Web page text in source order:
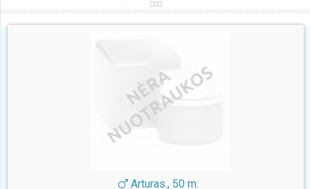
Arturas., 50 m.